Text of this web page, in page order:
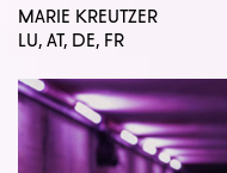
MARIE KREUTZER
LU, AT, DE, FR